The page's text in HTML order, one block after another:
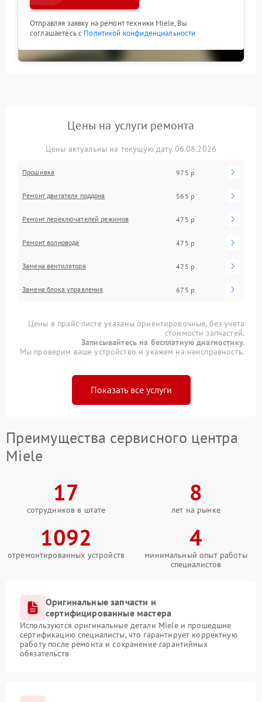
Отправляя заявку на ремонт техники Miele, Вы
соглашаетесь с Политикой конфиденциальности
Цены на услуги ремонта
Цены актуальны на текущую дату 06.08.2026
Прошивка 975 р
Ремонт двигателя поддона 565 р
Ремонт переключателей режимов 475 р
Ремонт волновода 475 р
Замена вентилятора 475 р
Замена блока управления 675 р
Цены в прайс-листе указаны ориентировочные, без учета
стоимости запчастей.
Записывайтесь на бесплатную диагностику.
Мы проверим ваше устройство и укажем на неисправность.
Показать все услуги
Преимущества сервисного центра
Miele
17
сотрудников в штате
8
лет на рынке
1092
отремонтированных устройств
4
минимальный опыт работы
специалистов
Оригинальные запчасти и
сертифицированные мастера
Используются оригинальные детали Miele и прошедшие
сертификацию специалисты, что гарантирует корректную
работу после ремонта и сохранение гарантийных
обязательств